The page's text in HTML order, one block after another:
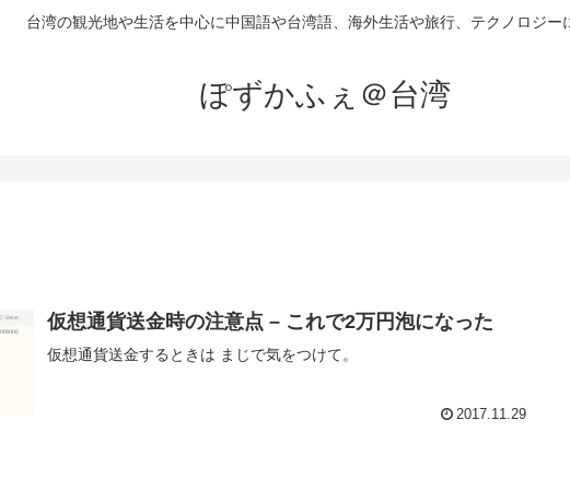
台湾の観光地や生活を中心に中国語や台湾語、海外生活や旅行、テクノロジー
ぽずかふぇ＠台湾
仮想通貨送金時の注意点 – これで2万円泡になった
仮想通貨送金するときは まじで気をつけて。
2017.11.29